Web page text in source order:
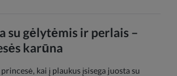
su gėlytėmis ir perlais –
karūna
kai į plaukus įsisega juosta su